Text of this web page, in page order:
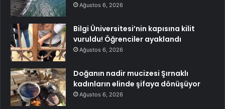
Ağustos 6, 2026
Bilgi Üniversitesi’nin kapısına kilit
vuruldu! Öğrenciler ayaklandı
Ağustos 6, 2026
Doğanın nadir mucizesi Şırnaklı
kadınların elinde şifaya dönüşüyor
Ağustos 6, 2026